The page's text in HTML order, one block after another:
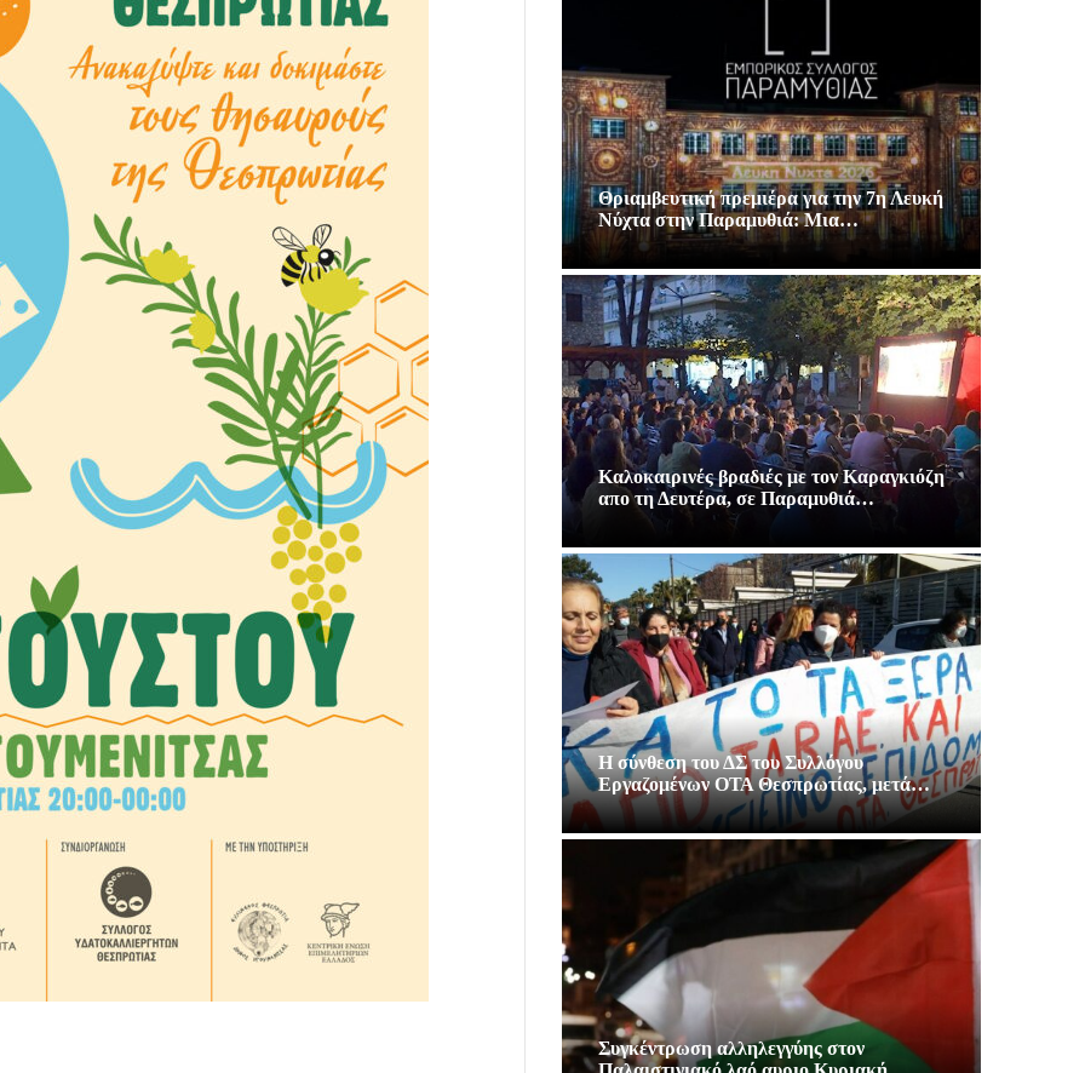
Θριαμβευτική πρεμιέρα για την 7η Λευκή
Νύχτα στην Παραμυθιά: Μια…
Καλοκαιρινές βραδιές με τον Καραγκιόζη
απο τη Δευτέρα, σε Παραμυθιά…
Η σύνθεση του ΔΣ του Συλλόγου
Εργαζομένων ΟΤΑ Θεσπρωτίας, μετά…
Συγκέντρωση αλληλεγγύης στον